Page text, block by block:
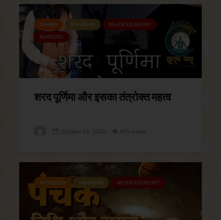
DHARM RAHASHYA
RELIGIOUS SECRET
REMEDIES
शरद पूर्णिमा और इसका तंत्रोक्त महत्व
October 29, 2020 693 views
ASTROLOGY RAHASHYA RELIGIOUS SECRET